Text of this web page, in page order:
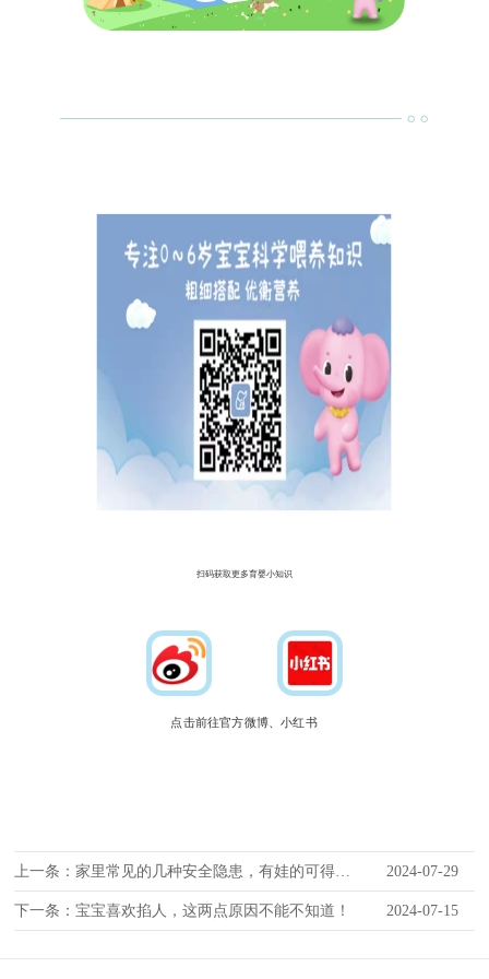
扫码获取更多育婴小知识
点击前往官方微博、小红书
2024-07-29
下一条：宝宝喜欢掐人，这两点原因不能不知道！ 2024-07-15